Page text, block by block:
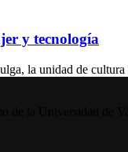
y tecnología
la unidad de cultura